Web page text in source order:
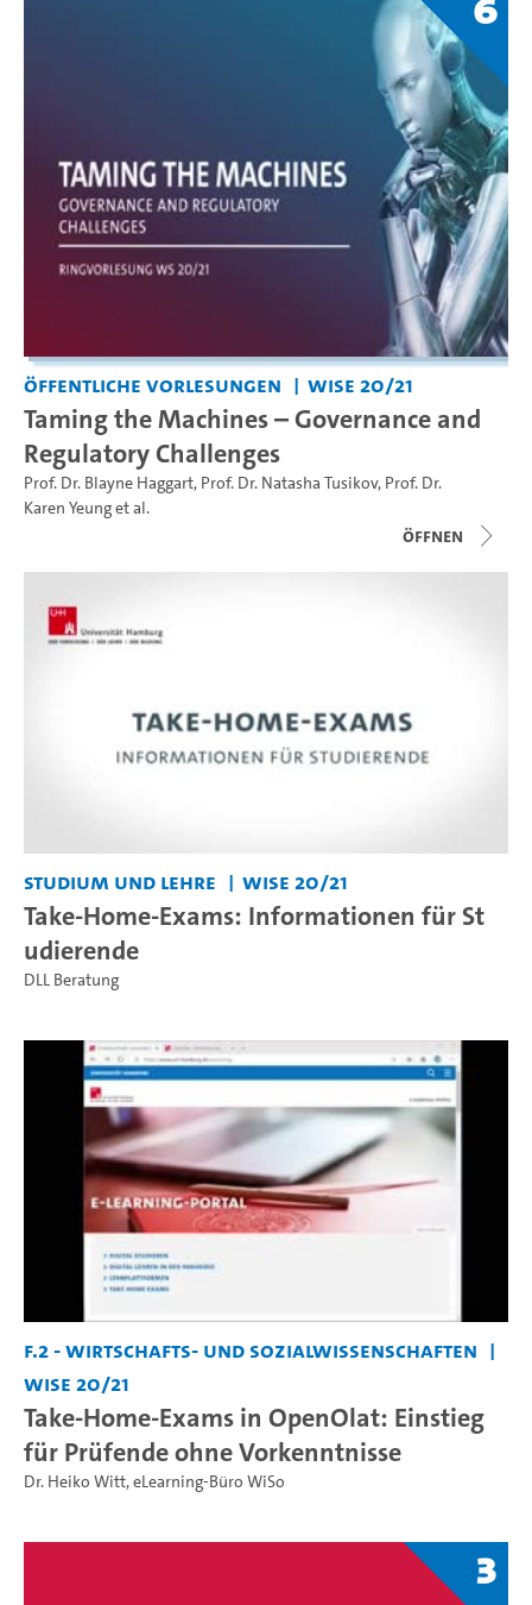
Öffentliche Vorlesungen WiSe 20/21
Taming the Machines – Governance and
Regulatory Challenges
Prof. Dr. Blayne Haggart, Prof. Dr. Natasha Tusikov, Prof. Dr.
Karen Yeunget al.
Öffnen
Studium und Lehre WiSe 20/21
Take-Home-Exams: Informationen für St
udierende
DLL Beratung
F.2 - Wirtschafts- und Sozialwissenschaften
WiSe 20/21
Take-Home-Exams in OpenOlat: Einstieg
für Prüfende ohne Vorkenntnisse
Dr. Heiko Witt,eLearning-Büro WiSo
3